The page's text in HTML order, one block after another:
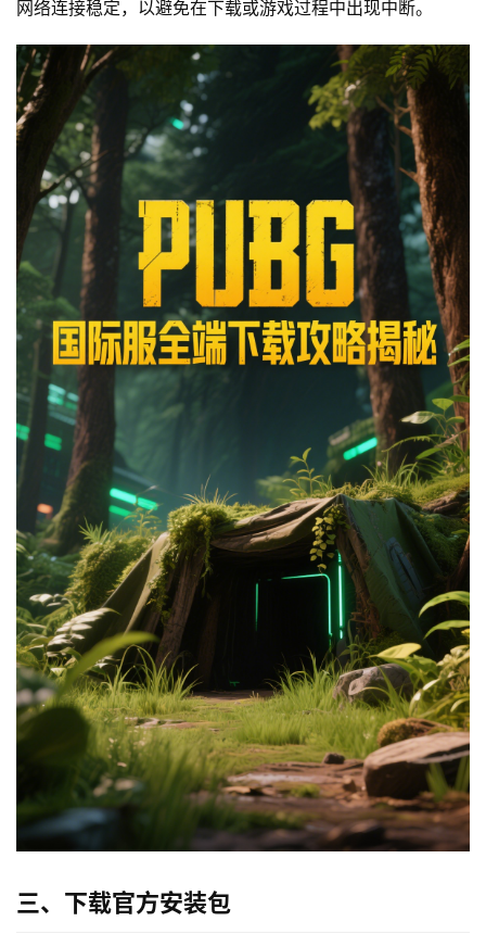
网络连接稳定，以避免在下载或游戏过程中出现中断。
三、下载官方安装包